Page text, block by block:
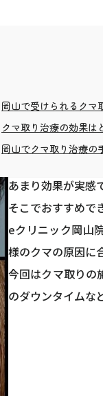
岡山で受けられるクマ
クマ取り治療の効果は
岡山でクマ取り治療の
することがありま
クマを薄くするた
あまり効果が実感
そこでおすすめで
eクリニック岡山
様のクマの原因に
今回はクマ取りの
のダウンタイムな